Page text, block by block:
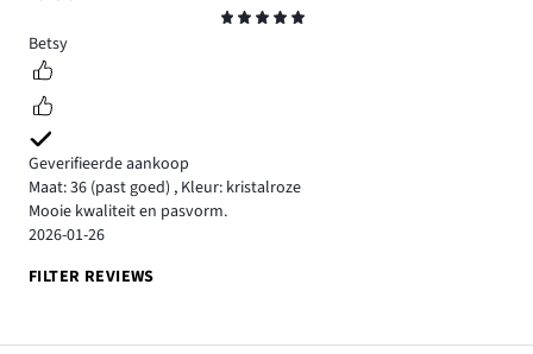
5
Betsy
Geverifieerde aankoop
Maat: 36 (past goed) , Kleur: kristalroze
Mooie kwaliteit en pasvorm.
2026-01-26
FILTER REVIEWS